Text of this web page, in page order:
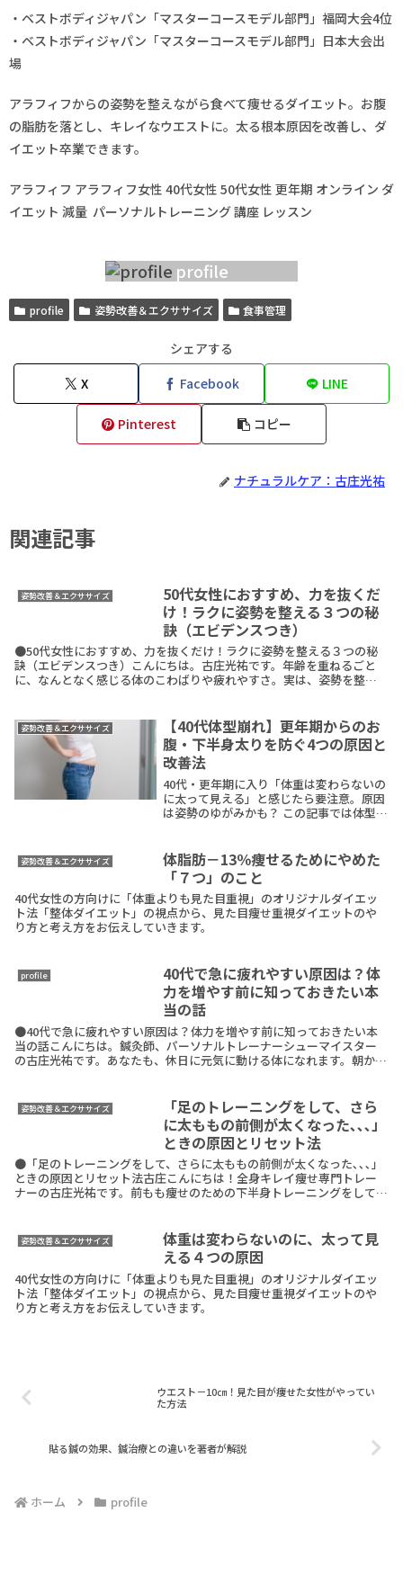
・ベストボディジャパン「マスターコースモデル部門」福岡大会4位
・ベストボディジャパン「マスターコースモデル部門」日本大会出
場
アラフィフからの姿勢を整えながら食べて痩せるダイエット。お腹
の脂肪を落とし、キレイなウエストに。太る根本原因を改善し、ダ
イエット卒業できます。
アラフィフ アラフィフ女性 40代女性 50代女性 更年期 オンライン ダ
イエット 減量 パーソナルトレーニング 講座 レッスン
profile
profile 姿勢改善＆エクササイズ 食事管理
シェアする
X
Facebook LINE
Pinterest コピー
ナチュラルケア：古庄光祐
関連記事
姿勢改善＆エクササイズ
50代女性におすすめ、力を抜くだ
け！ラクに姿勢を整える３つの秘
訣（エビデンスつき）
●50代女性におすすめ、力を抜くだけ！ラクに姿勢を整える３つの秘
訣（エビデンスつき）こんにちは。古庄光祐です。年齢を重ねるごと
に、なんとなく感じる体のこわばりや疲れやすさ。実は、姿勢を整え
姿勢改善＆エクササイズ
【40代体型崩れ】更年期からのお
腹・下半身太りを防ぐ4つの原因と
改善法
40代・更年期に入り「体重は変わらないの
に太って見える」と感じたら要注意。原因
は姿勢のゆがみかも？ この記事では体型崩
姿勢改善＆エクササイズ
体脂肪－13％痩せるためにやめた
「７つ」のこと
40代女性の方向けに「体重よりも見た目重視」のオリジナルダイエッ
ト法「整体ダイエット」の視点から、見た目痩せ重視ダイエットのや
り方と考え方をお伝えしていきます。
profile
40代で急に疲れやすい原因は？体
力を増やす前に知っておきたい本
当の話
●40代で急に疲れやすい原因は？体力を増やす前に知っておきたい本
当の話こんにちは。鍼灸師、パーソナルトレーナーシューマイスター
の古庄光祐です。あなたも、休日に元気に動ける体になれます。朝から
姿勢改善＆エクササイズ
「足のトレーニングをして、さら
に太ももの前側が太くなった､､､」
ときの原因とリセット法
●「足のトレーニングをして、さらに太ももの前側が太くなった､､､」
ときの原因とリセット法古庄こんにちは！全身キレイ痩せ専門トレー
ナーの古庄光祐です。前もも痩せのための下半身トレーニングをしてい
姿勢改善＆エクササイズ
体重は変わらないのに、太って見
える４つの原因
40代女性の方向けに「体重よりも見た目重視」のオリジナルダイエッ
ト法「整体ダイエット」の視点から、見た目痩せ重視ダイエットのや
り方と考え方をお伝えしていきます。
ウエスト－10㎝！見た目が痩せた女性がやってい
た方法
貼る鍼の効果、鍼治療との違いを著者が解説
ホーム profile